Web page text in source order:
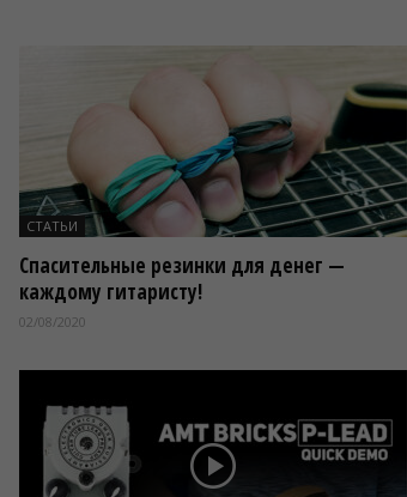
СТАТЬИ
Спасительные резинки для денег —
каждому гитаристу!
02/08/2020